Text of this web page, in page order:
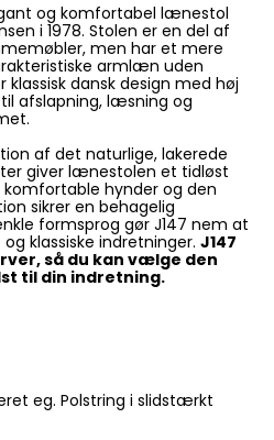
og komfortabel lænestol
i 1978. Stolen er en del af
men har et mere
armlæn uden
dansk design med høj
afslapning, læsning og
af det naturlige, lakerede
giver lænestolen et tidløst
hynder og den
sikrer en behagelig
formsprog gør J147 nem at
klassiske indretninger. J147
så du kan vælge den
til din indretning.
eg. Polstring i slidstærkt